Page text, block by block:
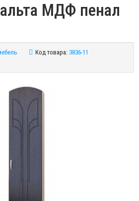
МДФ пенал
Код товара: 3836-11